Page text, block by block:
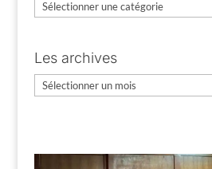
Catégories
Les archives
Les